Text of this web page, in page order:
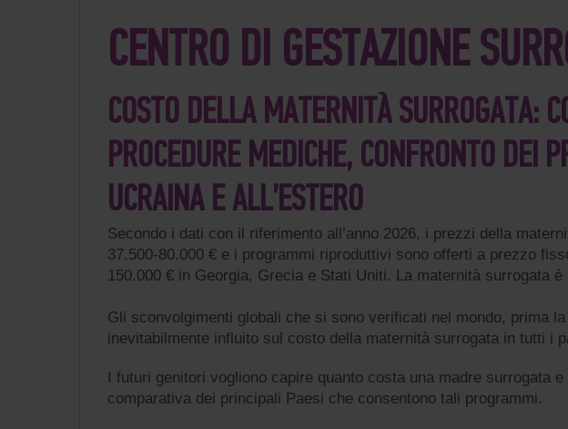
CENTRO DI GESTAZIONE
COSTO DELLA MATERNITÀ SURROGATA:
PROCEDURE MEDICHE, CONFRONTO DEI
UCRAINA E ALL’ESTERO
Secondo i dati con il riferimento all’anno 2026, i prezzi della
37.500-80.000 € e i programmi riproduttivi sono offerti a prezzo
150.000 € in Georgia, Grecia e Stati Uniti. La maternità surrogata
Gli sconvolgimenti globali che si sono verificati nel mondo, prima
inevitabilmente influito sul costo della maternità surrogata in tutti i
I futuri genitori vogliono capire quanto costa una madre surrogata
comparativa dei principali Paesi che consentono tali programmi.